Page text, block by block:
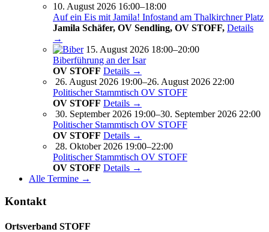
10. August 2026 16:00–18:00
Auf ein Eis mit Jamila! Infostand am Thalkirchner Platz
Jamila Schäfer, OV Sendling, OV STOFF, Details
→
15. August 2026 18:00–20:00
Biberführung an der Isar
OV STOFF Details →
26. August 2026 19:00–26. August 2026 22:00
Politischer Stammtisch OV STOFF
OV STOFF Details →
30. September 2026 19:00–30. September 2026 22:00
Politischer Stammtisch OV STOFF
OV STOFF Details →
28. Oktober 2026 19:00–22:00
Politischer Stammtisch OV STOFF
OV STOFF Details →
Alle Termine →
Kontakt
Ortsverband STOFF